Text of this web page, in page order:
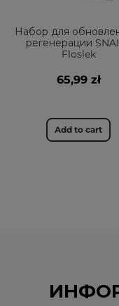
Набор для
регенерации
Floslek
65,99 zł
Add to cart